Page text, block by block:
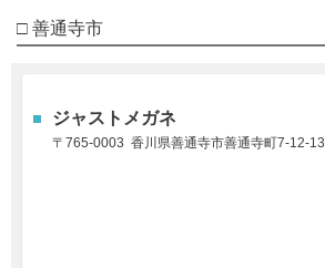
□ 善通寺市
ジャストメガネ
〒 765-0003 香川県善通寺市善通寺町7-12-13